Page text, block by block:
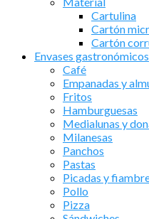
Cartulina
Cartón
Cartón
Envases gastronómicos
Café
Empanadas y
Fritos
Hamburguesas
Medialunas y
Milanesas
Panchos
Pastas
Picadas y
Pollo
Pizza